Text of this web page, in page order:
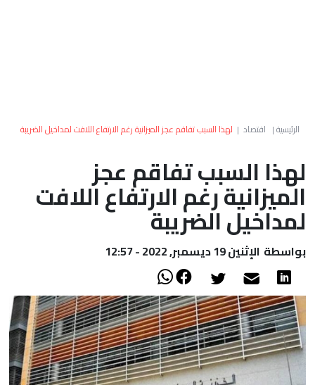
العالم
أعمدة
الصحراء
الرئيسية| اقتصاد | لهذا السبب تفاقم عجز الميزانية رغم الارتفاع اللافت لمداخيل الضريبة
لهذا السبب تفاقم عجز
الميزانية رغم الارتفاع اللافت
لمداخيل الضريبة
بواسطة الإثنين 19 ديسمبر, 2022 - 12:57